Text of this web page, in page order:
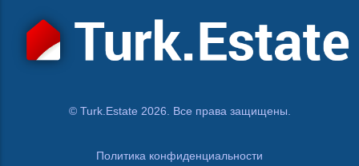
© Turk.Estate 2026. Все права защищены.
Политика конфиденциальности